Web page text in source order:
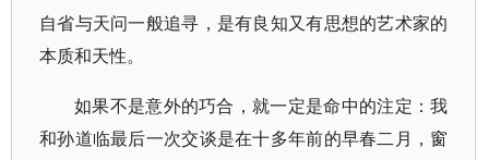
自省与天问一般追寻，是有良知又有思想的艺术家的
本质和天性。
如果不是意外的巧合，就一定是命中的注定：我
和孙道临最后一次交谈是在十多年前的早春二月，窗